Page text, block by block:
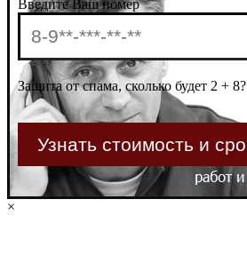
Введите Ваш номер
Защита от спама, сколько будет 2 + 8?
×